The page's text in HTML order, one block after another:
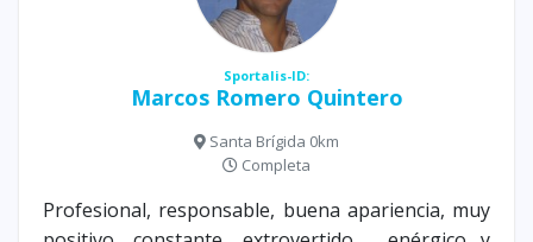
Sportalis-ID:
Marcos Romero Quintero
Santa Brígida 0km
Completa
Profesional, responsable, buena apariencia, muy